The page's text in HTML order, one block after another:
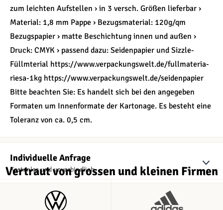
zum leichten Aufstellen › in 3 versch. Größen lieferbar ›
Material: 1,8 mm Pappe › Bezugsmaterial: 120g/qm
Bezugspapier › matte Beschichtung innen und außen ›
Druck: CMYK › passend dazu: Seidenpapier und Sizzle-
Füllmterial https://www.verpackungswelt.de/fullmateria-
riesa-1kg https://www.verpackungswelt.de/seidenpapier
Bitte beachten Sie: Es handelt sich bei den angegeben
Formaten um Innenformate der Kartonage. Es besteht eine
Toleranz von ca. 0,5 cm.
Individuelle Anfrage
Kostenlos und unverbindlich
Vertraut von grossen und kleinen Firmen